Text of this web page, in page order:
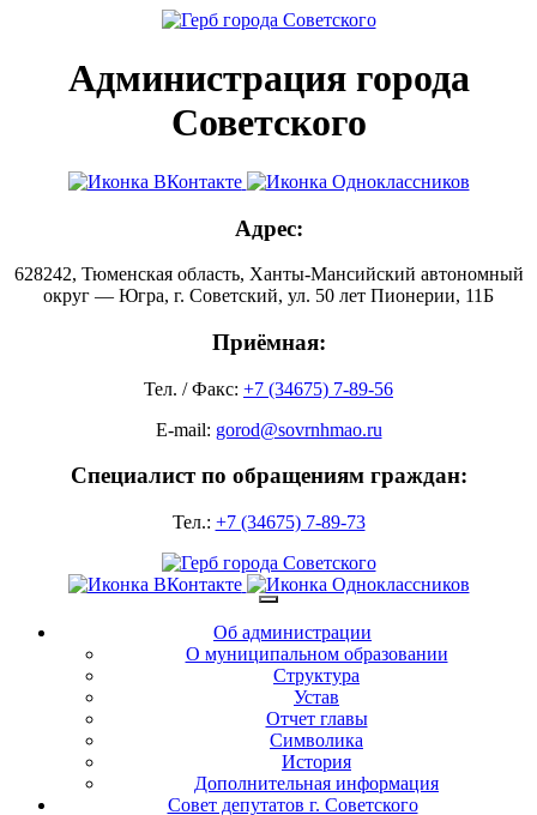
Администрация города
Советского
Адрес:
628242, Тюменская область, Ханты-Мансийский автономный
округ — Югра, г. Советский, ул. 50 лет Пионерии, 11Б
Приёмная:
Тел. / Факс: +7 (34675) 7-89-56
E-mail: gorod@sovrnhmao.ru
Специалист по обращениям граждан:
Тел.: +7 (34675) 7-89-73
Об администрации
О муниципальном образовании
Структура
Устав
Отчет главы
Символика
История
Дополнительная информация
Совет депутатов г. Советского